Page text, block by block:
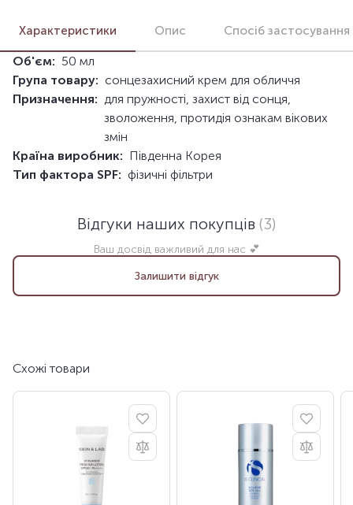
Характеристики Опис Спосіб застосування
Об'єм: 50 мл
Група товару: сонцезахисний крем для обличчя
Призначення: для пружності, захист від сонця,
зволоження, протидія ознакам вікових
змін
Країна виробник: Південна Корея
Тип фактора SPF: фізичні фільтри
Відгуки наших покупців (3)
Ваш досвід важливий для нас 💕
Залишити відгук
Схожі товари